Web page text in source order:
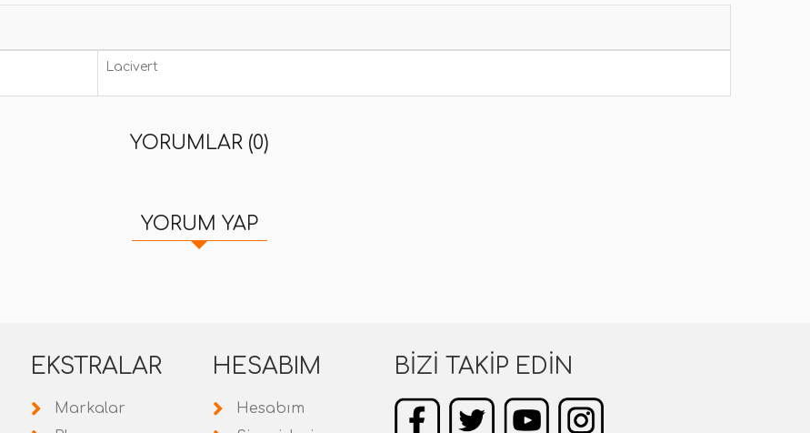
Lacivert
YORUMLAR (0)
YORUM YAP
EKSTRALAR
Markalar
HESABIM
Hesabım
BIZI TAKIP EDIN